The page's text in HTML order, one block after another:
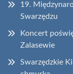
19.
Swarzędzu
Koncert
Zalasewie
Swarzędzkie